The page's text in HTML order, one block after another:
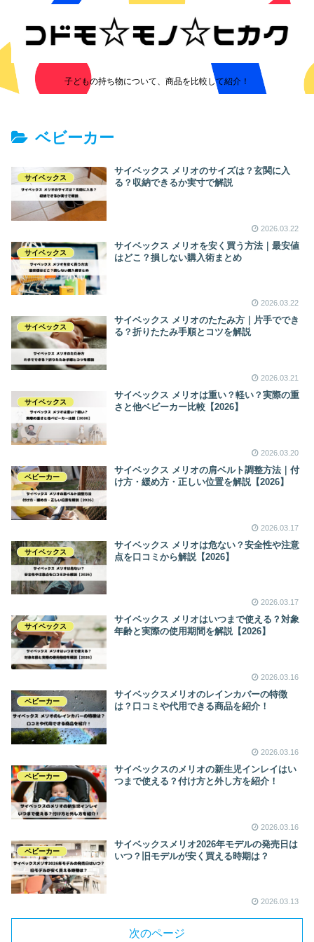
子どもの持ち物について、商品を比較して紹介！
ベビーカー
サイベックス
サイベックス メリオのサイズは？玄関に入
る？収納できるか実寸で解説
2026.03.22
サイベックス
サイベックス メリオを安く買う方法｜最安値
はどこ？損しない購入術まとめ
2026.03.22
サイベックス
サイベックス メリオのたたみ方｜片手ででき
る？折りたたみ手順とコツを解説
2026.03.21
サイベックス
サイベックス メリオは重い？軽い？実際の重
さと他ベビーカー比較【2026】
2026.03.20
ベビーカー
サイベックス メリオの肩ベルト調整方法｜付
け方・緩め方・正しい位置を解説【2026】
2026.03.17
サイベックス
サイベックス メリオは危ない？安全性や注意
点を口コミから解説【2026】
2026.03.17
サイベックス
サイベックス メリオはいつまで使える？対象
年齢と実際の使用期間を解説【2026】
2026.03.16
ベビーカー
サイベックスメリオのレインカバーの特徴
は？口コミや代用できる商品を紹介！
2026.03.16
ベビーカー
サイベックスのメリオの新生児インレイはい
つまで使える？付け方と外し方を紹介！
2026.03.16
ベビーカー
サイベックスメリオ2026年モデルの発売日は
いつ？旧モデルが安く買える時期は？
2026.03.13
次のページ